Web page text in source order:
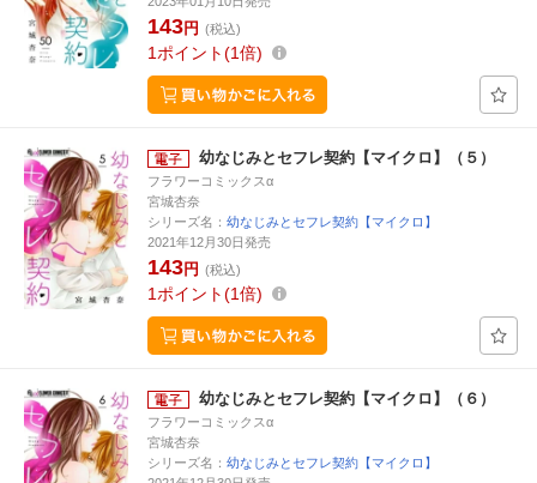
143円 (税込)
1 ポイント 1倍
幼なじみとセフレ契約【マイクロ】（５）
フラワーコミックスα
宮城杏奈
シリーズ名： 幼なじみとセフレ契約【マイクロ】
2021年12月30日発売
143円 (税込)
1 ポイント 1倍
幼なじみとセフレ契約【マイクロ】（６）
フラワーコミックスα
宮城杏奈
シリーズ名： 幼なじみとセフレ契約【マイクロ】